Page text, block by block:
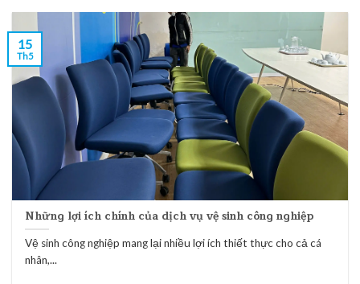
Những lợi ích chính của dịch vụ vệ sinh công nghiệp
Vệ sinh công nghiệp mang lại nhiều lợi ích thiết thực cho cả cá
nhân,...
15
Th5